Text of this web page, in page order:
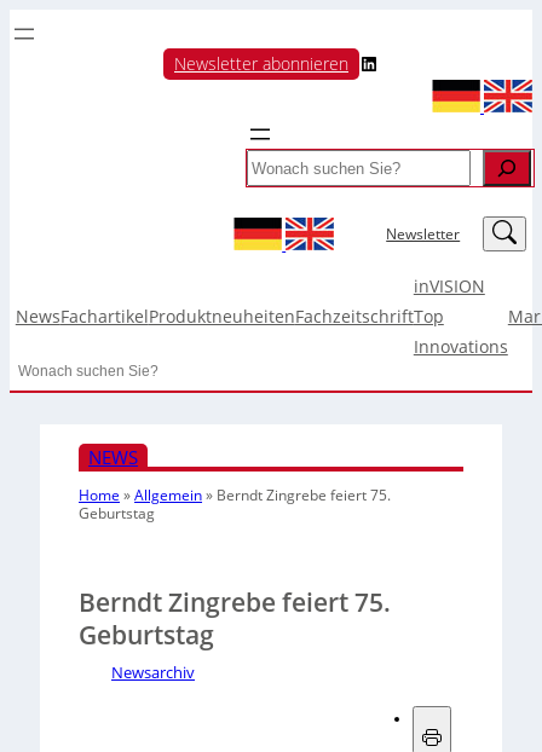
Newsletter abonnieren LinkedIn
Search
Newsletter LinkedIn
NewsFachartikelProduktneuheitenFachzeitschrift
inVISION
Top
Innovations
Search
NEWS
Home »Allgemein» Berndt Zingrebe feiert 75.
Geburtstag
Berndt Zingrebe feiert 75.
Geburtstag
Newsarchiv